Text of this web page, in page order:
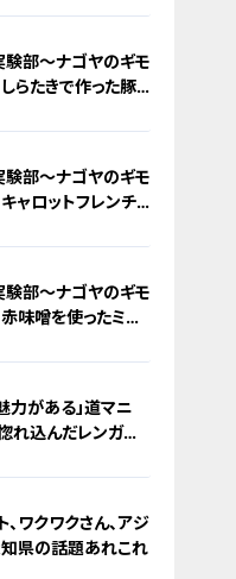
験部～ナゴヤのギモ
しらたきで作った豚
験部～ナゴヤのギモ
キャロットフレンチ
験部～ナゴヤのギモ
赤味噌を使ったミル
力がある」道マニ
れ込んだレンガの
、ワクワクさん、アジ
県の話題あれこれ